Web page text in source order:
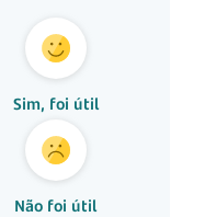
Sim, foi útil
Não foi útil